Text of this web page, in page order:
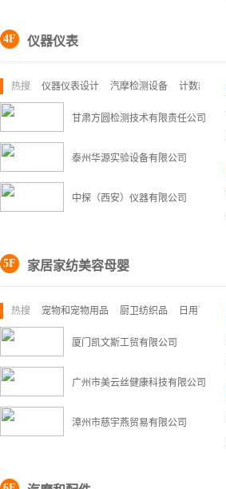
4F 仪器仪表
热搜 仪器仪表设计 汽摩检测设备 计数器
甘肃方圆检测技术有限责任公司
泰州华源实验设备有限公司
中探（西安）仪器有限公司
5F 家居家纺美容母婴
热搜 宠物和宠物用品 厨卫纺织品 日用百货
厦门凯文斯工贸有限公司
广州市美云丝健康科技有限公司
漳州市慈宇燕贸易有限公司